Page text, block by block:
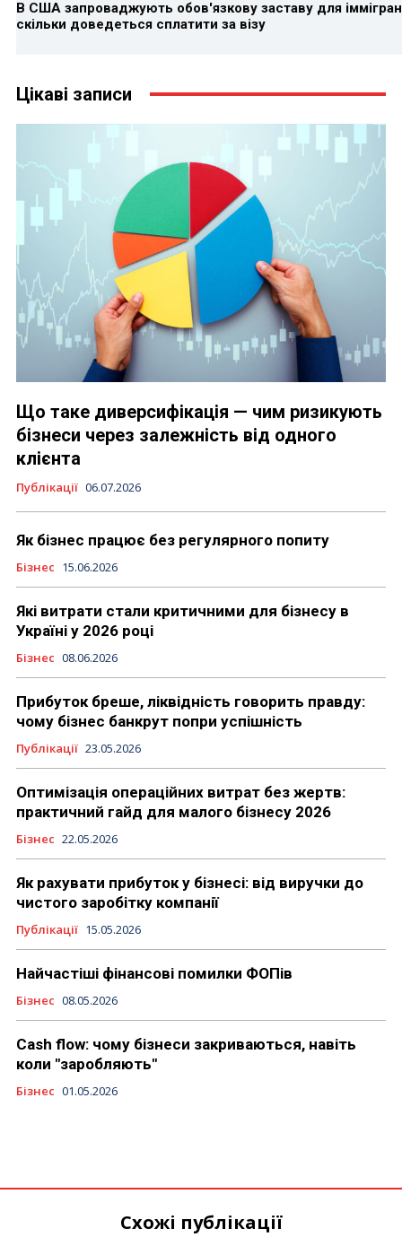
В США запроваджують обов'язкову заставу для
скільки доведеться сплатити за візу
Цікаві записи
Що таке диверсифікація — чим ризикують
бізнеси через залежність від одного
клієнта
Публікації 06.07.2026
Як бізнес працює без регулярного попиту
Бізнес 15.06.2026
Які витрати стали критичними для бізнесу в
Україні у 2026 році
Бізнес 08.06.2026
Прибуток бреше, ліквідність говорить правду:
чому бізнес банкрут попри успішність
Публікації 23.05.2026
Оптимізація операційних витрат без жертв:
практичний гайд для малого бізнесу 2026
Бізнес 22.05.2026
Як рахувати прибуток у бізнесі: від виручки до
чистого заробітку компанії
Публікації 15.05.2026
Найчастіші фінансові помилки ФОПів
Бізнес 08.05.2026
Cash flow: чому бізнеси закриваються, навіть
коли "заробляють"
Бізнес 01.05.2026
Схожі публікації